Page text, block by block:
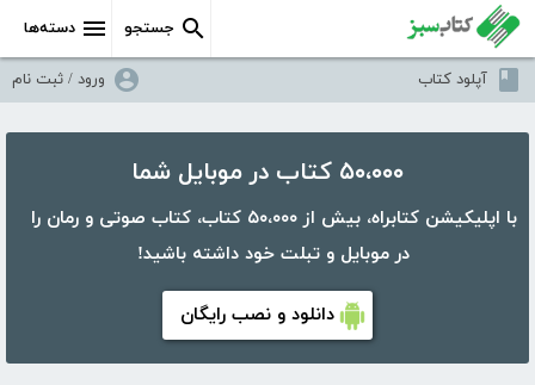
دسته‌ها جستجو
آپلود کتاب ورود / ثبت نام
۵۰،۰۰۰ کتاب در موبایل شما
با اپلیکیشن کتابراه، بیش از ۵۰،۰۰۰ کتاب، کتاب صوتی و رمان را
در موبایل و تبلت خود داشته باشید!
دانلود و نصب رایگان